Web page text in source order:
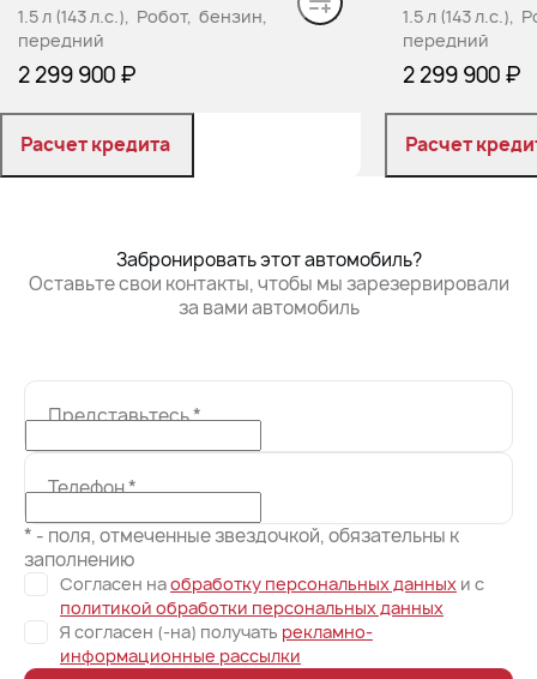
1.5 л (143 л.с.), Робот, бензин,
передний
2 299 900 ₽
Расчет кредита
1.5 л (143 л.с.),
передний
2 299 900 ₽
Расчет
Забронировать этот автомобиль?
Оставьте свои контакты, чтобы мы зарезервировали
за вами автомобиль
Представьтесь*
Телефон*
* - поля, отмеченные звездочкой, обязательны к
заполнению
Согласен наобработку персональных данных и c
политикой обработки персональных данных
Я согласен (-на) получать рекламно-
информационные рассылки